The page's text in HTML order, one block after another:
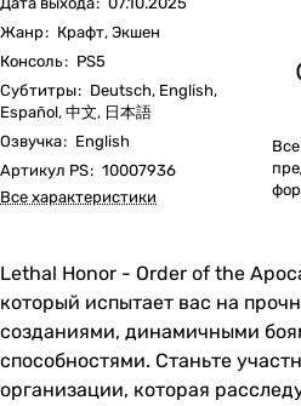
Жанр: Крафт, Экшен
Консоль: PS5
Субтитры: Deutsch, English,
Español, 中文, 日本語
Озвучка: English
Артикул PS: 10007936
Все характеристики
Lethal Honor - Order of the
который испытает вас на
созданиями, динамичными
способностями. Станьте
организации, которая